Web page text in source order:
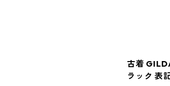
古着
ラック